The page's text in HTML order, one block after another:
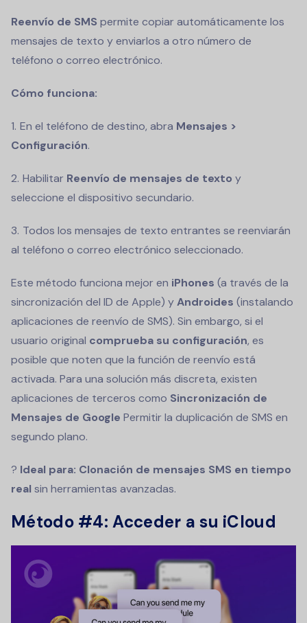
Reenvío de SMS permite copiar automáticamente los
mensajes de texto y enviarlos a otro número de
teléfono o correo electrónico.
Cómo funciona:
En el teléfono de destino, abra Mensajes >
Configuración.
Habilitar Reenvío de mensajes de texto y
seleccione el dispositivo secundario.
Todos los mensajes de texto entrantes se reenviarán
al teléfono o correo electrónico seleccionado.
Este método funciona mejor en iPhones (a través de la
sincronización del ID de Apple) yAndroides (instalando
aplicaciones de reenvío de SMS). Sin embargo, si el
usuario original comprueba su configuración, es
posible que noten que la función de reenvío está
activada. Para una solución más discreta, existen
aplicaciones de terceros como Sincronización de
Mensajes de Google Permitir la duplicación de SMS en
segundo plano.
? Ideal para: Clonación de mensajes SMS en tiempo
real sin herramientas avanzadas.
Método #4: Acceder a su iCloud